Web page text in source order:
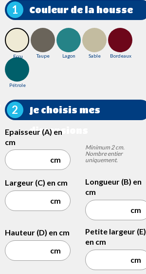
1 Couleur de la housse
Ecru Taupe Lagon Sable Bordeaux
Pétrole
2 Je choisis mes
dimensions
Epaisseur (A) en
cm
Minimum 2 cm.
Nombre entier
uniquement.
Largeur (C) en cm
Longueur (B) en
cm
Hauteur (D) en cm
Petite largeur (E)
en cm